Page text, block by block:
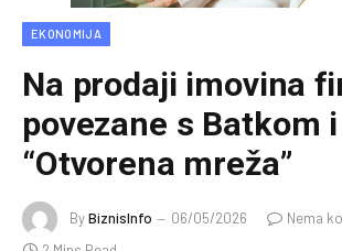
EKONOMIJA
Na prodaji imovina
povezane s Batkom
“Otvorena mreža”
ByBiznisInfo 06/05/2026
Nema